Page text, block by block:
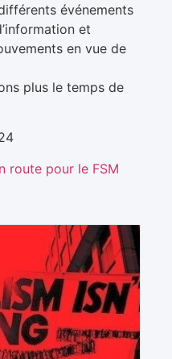
événements
et
en vue de
plus le temps de
route pour le FSM